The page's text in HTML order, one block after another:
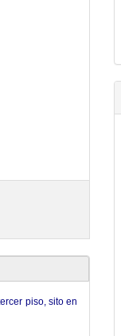
piso, sito en